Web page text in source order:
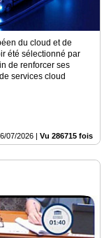
du cloud et de
été sélectionné par
de renforcer ses
services cloud
07/2026 | Vu 286715 fois